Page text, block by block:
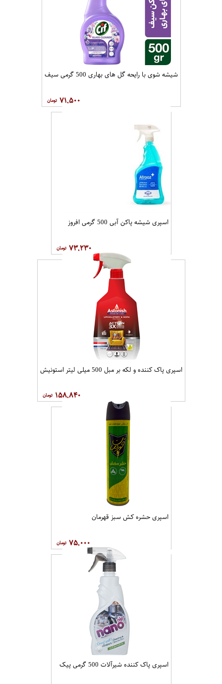
شیشه شوی با رایحه گل های بهاری 500 گرمی سیف
۷۱,۵۰۰
اسپری شیشه پاکن آبی 500 گرمی افروز
۷۳,۲۳۰
اسپری پاک کننده و لکه بر مبل 500 میلی لیتر استونیش
۱۵۸,۸۴۰
اسپری حشره کش سبز قهرمان
۷۵,۰۰۰
اسپری پاک کننده شیرآلات 500 گرمی پیک